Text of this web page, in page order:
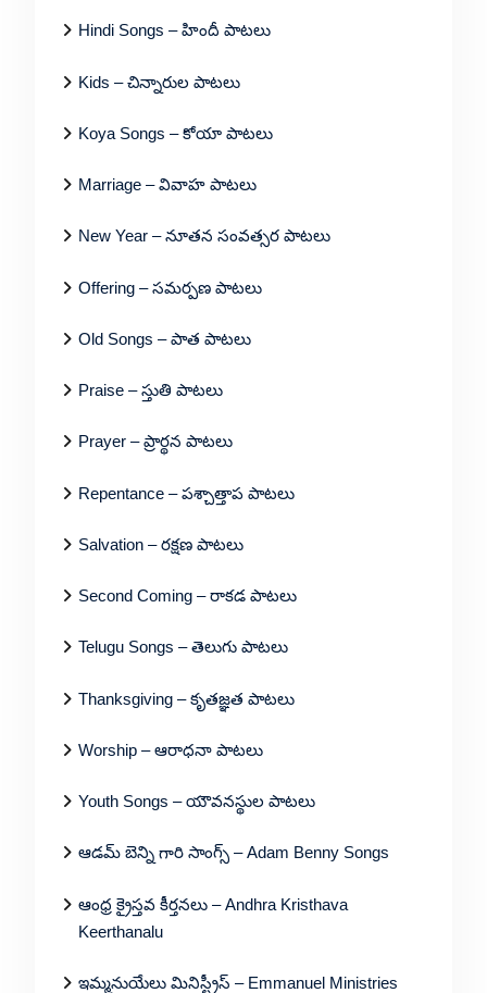
Hindi Songs – హిందీ పాటలు
Kids – చిన్నారుల పాటలు
Koya Songs – కోయా పాటలు
Marriage – వివాహ పాటలు
New Year – నూతన సంవత్సర పాటలు
Offering – సమర్పణ పాటలు
Old Songs – పాత పాటలు
Praise – స్తుతి పాటలు
Prayer – ప్రార్థన పాటలు
Repentance – పశ్చాత్తాప పాటలు
Salvation – రక్షణ పాటలు
Second Coming – రాకడ పాటలు
Telugu Songs – తెలుగు పాటలు
Thanksgiving – కృతజ్ఞత పాటలు
Worship – ఆరాధనా పాటలు
Youth Songs – యౌవనస్థుల పాటలు
ఆడమ్ బెన్ని గారి సాంగ్స్ – Adam Benny Songs
ఆంధ్ర క్రైస్తవ కీర్తనలు – Andhra Kristhava
Keerthanalu
ఇమ్మనుయేలు మినిస్ట్రీస్ – Emmanuel Ministries